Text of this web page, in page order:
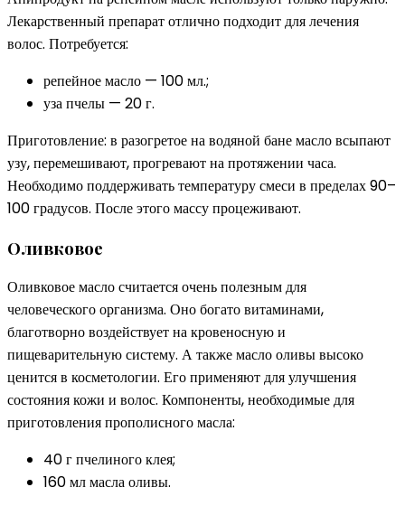
Лекарственный препарат отлично подходит для лечения
волос. Потребуется:
репейное масло — 100 мл.;
уза пчелы — 20 г.
Приготовление: в разогретое на водяной бане масло всыпают
узу, перемешивают, прогревают на протяжении часа.
Необходимо поддерживать температуру смеси в пределах 90–
100 градусов. После этого массу процеживают.
Оливковое
Оливковое масло считается очень полезным для
человеческого организма. Оно богато витаминами,
благотворно воздействует на кровеносную и
пищеварительную систему. А также масло оливы высоко
ценится в косметологии. Его применяют для улучшения
состояния кожи и волос. Компоненты, необходимые для
приготовления прополисного масла:
40 г пчелиного клея;
160 мл масла оливы.